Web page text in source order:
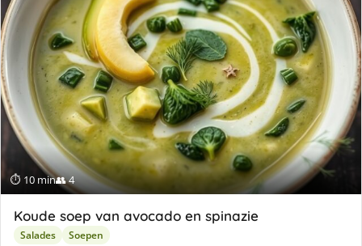
⏱ 10 min👥 4
Koude soep van avocado en spinazie
Salades Soepen